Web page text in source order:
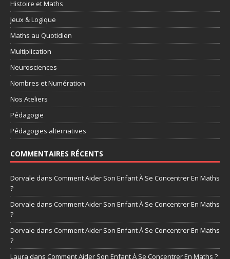
Histoire et Maths
Jeux & Logique
Maths au Quotidien
Multiplication
Neurosciences
Nombres et Numération
Nos Ateliers
Pédagogie
Pédagogies alternatives
COMMENTAIRES RÉCENTS
Dorvale dans Comment Aider Son Enfant À Se Concentrer En Maths
?
Dorvale dans Comment Aider Son Enfant À Se Concentrer En Maths
?
Dorvale dans Comment Aider Son Enfant À Se Concentrer En Maths
?
Laura dans Comment Aider Son Enfant À Se Concentrer En Maths ?